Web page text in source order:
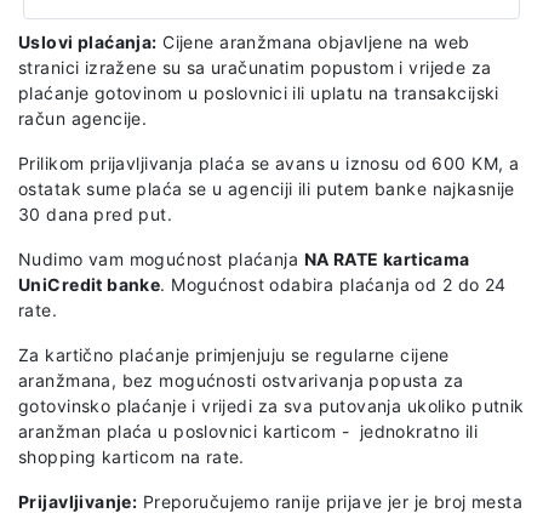
Uslovi plaćanja: Cijene aranžmana objavljene na web
stranici izražene su sa uračunatim popustom i vrijede za
plaćanje gotovinom u poslovnici ili uplatu na transakcijski
račun agencije.
Prilikom prijavljivanja plaća se avans u iznosu od 600 KM, a
ostatak sume plaća se u agenciji ili putem banke najkasnije
30 dana pred put.
Nudimo vam mogućnost plaćanja NA RATE karticama
UniCredit banke. Mogućnost odabira plaćanja od 2 do 24
rate.
Za kartično plaćanje primjenjuju se regularne cijene
aranžmana, bez mogućnosti ostvarivanja popusta za
gotovinsko plaćanje i vrijedi za sva putovanja ukoliko putnik
aranžman plaća u poslovnici karticom - jednokratno ili
shopping karticom na rate.
Prijavljivanje: Preporučujemo ranije prijave jer je broj mesta